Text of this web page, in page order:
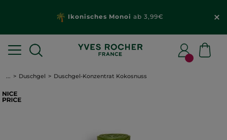
Ikonisches Monoi ab 3,99€
... Duschgel Duschgel-Konzentrat Kokosnuss